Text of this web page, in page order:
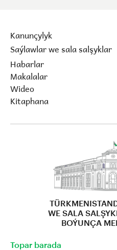
Kanunçylyk
Saýlawlar we sala salşyklar
Habarlar
Makalalar
Wideo
Kitaphana
WE SALA
BOÝUNÇA
Topar barada